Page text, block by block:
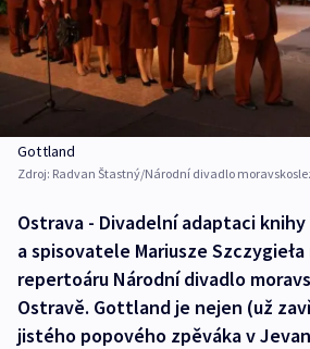
Gottland
Zdroj: Radvan Štastný/Národní divadlo
Ostrava - Divadelní adaptaci
a spisovatele Mariusze
repertoáru Národní divadlo
Ostravě. Gottland je nejen (už
jistého popového zpěváka v